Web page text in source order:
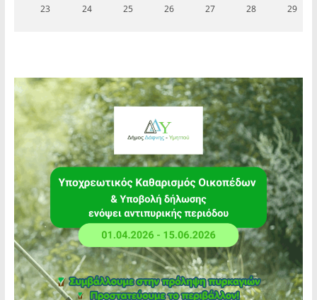
23 24 25 26 27 28 29